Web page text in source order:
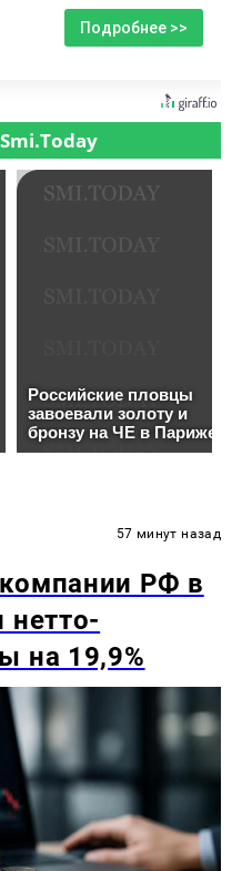
Подробнее >>
57 минут назад
РФ в
нетто-
на 19,9%